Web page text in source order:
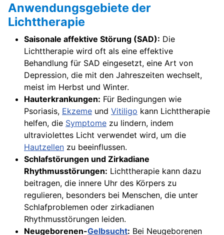
Anwendungsgebiete der
Lichttherapie
Saisonale affektive Störung (SAD): Die
Lichttherapie wird oft als eine effektive
Behandlung für SAD eingesetzt, eine Art von
Depression, die mit den Jahreszeiten wechselt,
meist im Herbst und Winter.
Hauterkrankungen: Für Bedingungen wie
Psoriasis, Ekzeme und Vitiligo kann Lichttherapie
helfen, die Symptome zu lindern, indem
ultraviolettes Licht verwendet wird, um die
Hautzellen zu beeinflussen.
Schlafstörungen und Zirkadiane
Rhythmusstörungen: Lichttherapie kann dazu
beitragen, die innere Uhr des Körpers zu
regulieren, besonders bei Menschen, die unter
Schlafproblemen oder zirkadianen
Rhythmusstörungen leiden.
Neugeborenen-Gelbsucht: Bei Neugeborenen